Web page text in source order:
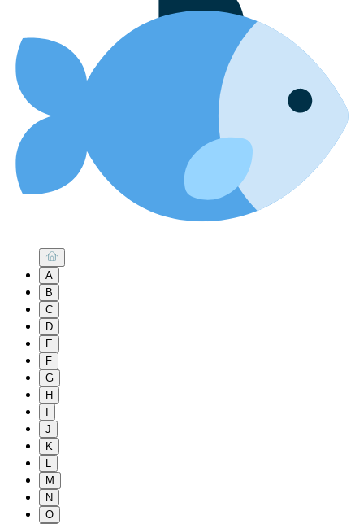
A
B
C
D
E
F
G
H
I
J
K
L
M
N
O